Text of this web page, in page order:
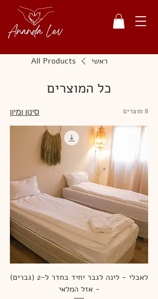
ראשי All Products
כל המוצרים
8 מוצרים סינון ומיון
לאבלי - לינה לגבר יחיד בחדר ל-2 (גברים)
- אזל המלאי